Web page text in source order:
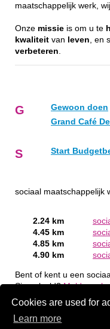
Cookies are used for
Learn more
maatschappelijk werk,
Onze missie is om u te
kwaliteit van leven , en
verbeteren
G
Gewoon doen
Grand Café
S Start
sociaal maatschappelijk
2.24 km
4.45 km
4.85 km
4.90 km
Bent of kent u een
Simpelveld?Meld een